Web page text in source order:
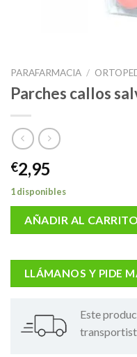
PARAFARMACIA /
Parches callos
€2,95
1 disponibles
AÑADIR AL CARRITO
LLÁMANOS Y PIDE
Este